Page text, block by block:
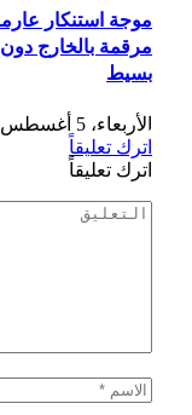
موجة استنكار
مرقمة بالخارج
بسيط
الأربعاء، 5 أغسطس 2026
اترك تعليقاً
اترك تعليقاً